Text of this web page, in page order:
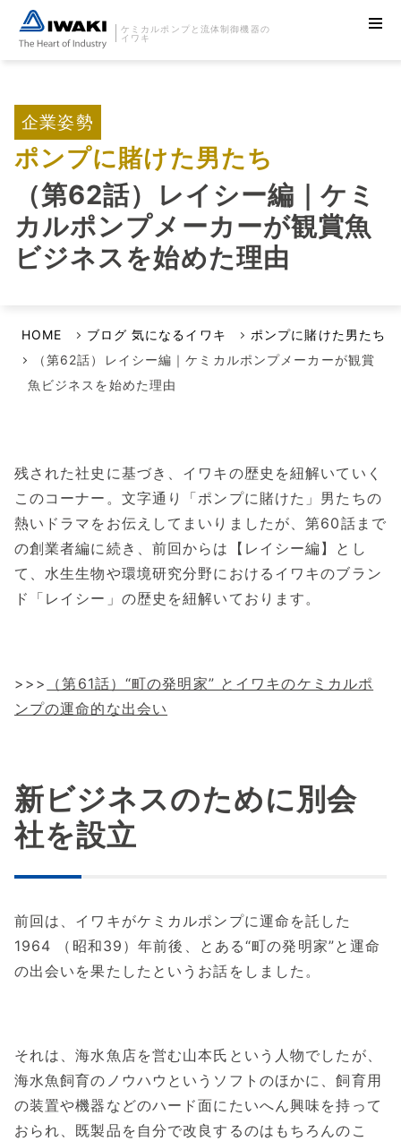
ケミカルポンプと流体制御機器の
イワキ
企業姿勢
ポンプに賭けた男たち
（第62話）レイシー編｜ケミ
カルポンプメーカーが観賞魚
ビジネスを始めた理由
HOME ブログ 気になるイワキ
ポンプに賭けた男たち
（第62話）レイシー編｜ケミカルポンプメーカーが観賞
魚ビジネスを始めた理由
残された社史に基づき、イワキの歴史を紐解いていく
このコーナー。文字通り「ポンプに賭けた」男たちの
熱いドラマをお伝えしてまいりましたが、第60話まで
の創業者編に続き、前回からは【レイシー編】とし
て、水生生物や環境研究分野におけるイワキのブラン
ド「レイシー」の歴史を紐解いております。
>>>
（第61話）“町の発明家” とイワキのケミカルポ
ンプの運命的な出会い
新ビジネスのために別会
社を設立
前回は、イワキがケミカルポンプに運命を託した
1964 （昭和39）年前後、とある“町の発明家”と運命
の出会いを果たしたというお話をしました。
それは、海水魚店を営む山本氏という人物でしたが、
海水魚飼育のノウハウというソフトのほかに、飼育用
の装置や機器などのハード面にたいへん興味を持って
おられ、既製品を自分で改良するのはもちろんのこ